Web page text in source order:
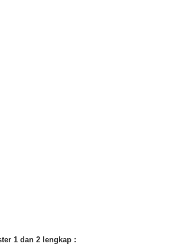
1 dan 2 lengkap :